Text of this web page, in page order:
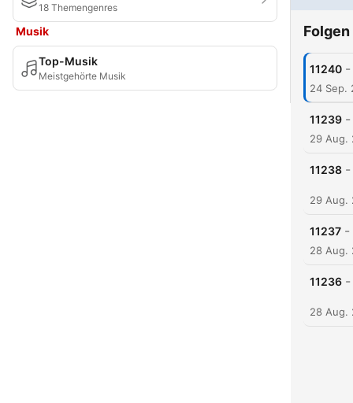
18 Themengenres
Musik
Top-Musik
Meistgehörte Musik
Folgen
11240 -
24 Sep.
11239 -
29 Aug.
11238 -
29 Aug.
11237 -
28 Aug.
11236 -
28 Aug.